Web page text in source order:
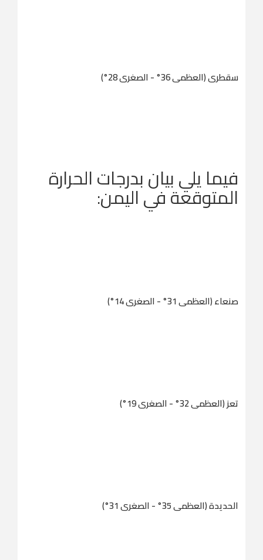
سقطرى (العظمى 36° - الصغرى 28°)
فيما يلي بيان بدرجات الحرارة
المتوقعة في اليمن:
صنعاء (العظمى 31° - الصغرى 14°)
تعز (العظمى 32° - الصغرى 19°)
الحديدة (العظمى 35° - الصغرى 31°)